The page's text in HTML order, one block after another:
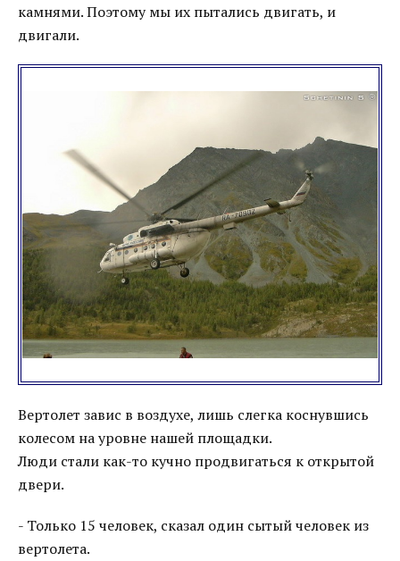
камнями. Поэтому мы их пытались двигать, и
двигали.
Вертолет завис в воздухе, лишь слегка коснувшись
колесом на уровне нашей площадки.
Люди стали как-то кучно продвигаться к открытой
двери.
- Только 15 человек, сказал один сытый человек из
вертолета.